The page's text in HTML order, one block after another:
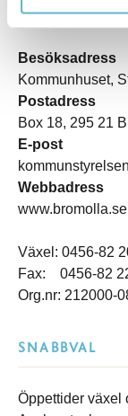
Besöksadress
Kommunhuset,
Postadress
Box 18, 295 21
E-post
Webbadress
www.bromolla.se
Växel: 0456-82
Fax: 0456-82
Org.nr: 212000-
SNABBVAL
Öppettider växel